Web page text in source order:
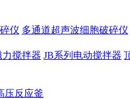
仪 多通道超声波细胞破碎仪
搅拌器 JB系列电动搅拌器
压反应釜